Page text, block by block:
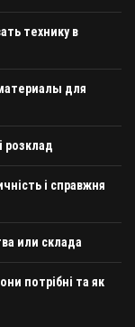
технику в
для
розклад
і справжня
или склада
потрібні та як